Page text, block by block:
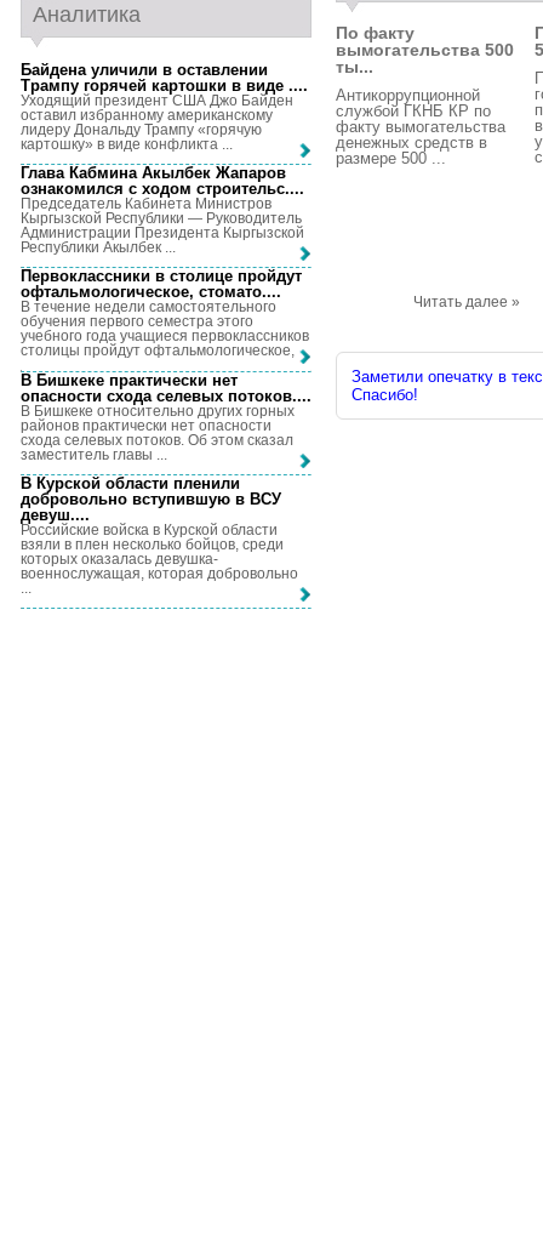
По факту
вымогательства 500
ты...
Антикоррупционной
службой ГКНБ КР по
факту вымогательства
денежных средств в
размере 500 ...
Читать далее »
Заметили опечатку в
Спасибо!
Аналитика
Байдена уличили в оставлении
Трампу горячей картошки в виде ....
Уходящий президент США Джо Байден
оставил избранному американскому
лидеру Дональду Трампу «горячую
картошку» в виде конфликта ...
Глава Кабмина Акылбек Жапаров
ознакомился с ходом строительс....
Председатель Кабинета Министров
Кыргызской Республики — Руководитель
Администрации Президента Кыргызской
Республики Акылбек ...
Первоклассники в столице пройдут
офтальмологическое, стомато....
В течение недели самостоятельного
обучения первого семестра этого
учебного года учащиеся первоклассников
столицы пройдут офтальмологическое, ...
В Бишкеке практически нет
опасности схода селевых потоков....
В Бишкеке относительно других горных
районов практически нет опасности
схода селевых потоков. Об этом сказал
заместитель главы ...
В Курской области пленили
добровольно вступившую в ВСУ
девуш....
Российские войска в Курской области
взяли в плен несколько бойцов, среди
которых оказалась девушка-
военнослужащая, которая добровольно
...